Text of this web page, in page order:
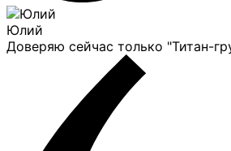
Юлий
Доверяю сейчас только "Титан-